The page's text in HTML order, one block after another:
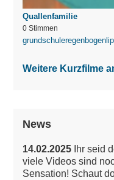
Quallenfamilie
0 Stimmen
grundschuleregenbogenlip
Weitere Kurzfilme
News
14.02.2025 Ihr seid
viele Videos sind
Sensation! Schaut